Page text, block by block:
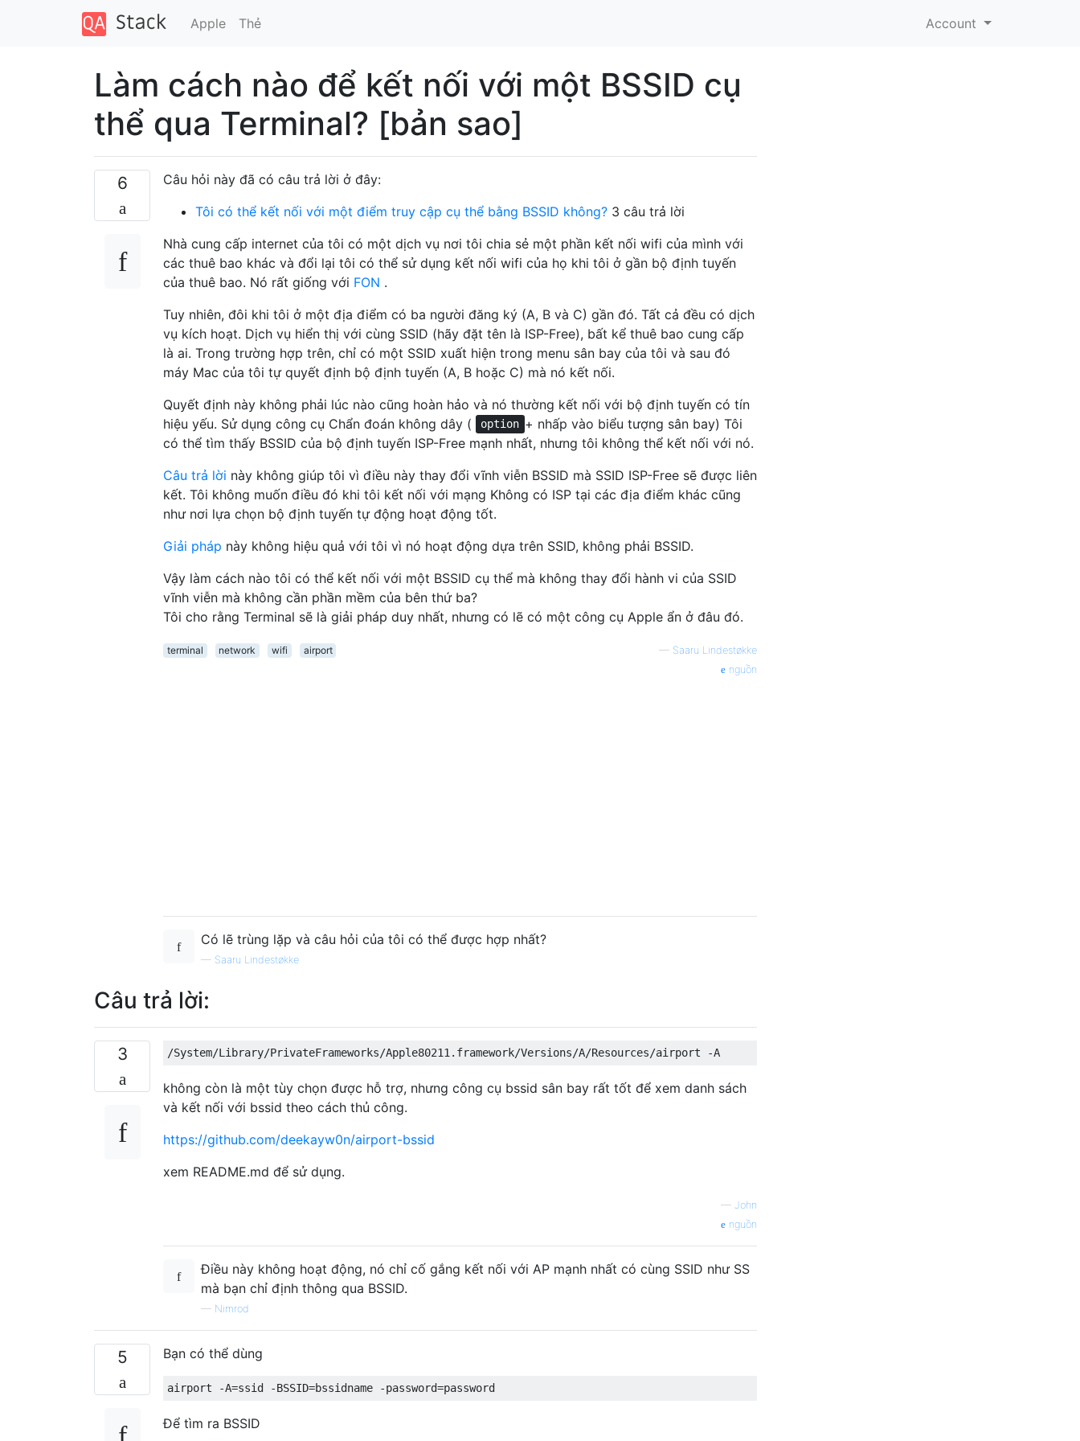
Apple Thẻ Account
Làm cách nào để kết nối với một BSSID cụ
thể qua Terminal? [bản sao]
6
Câu hỏi này đã có câu trả lời ở đây:
Tôi có thể kết nối với một điểm truy cập cụ thể bằng BSSID không? 3 câu trả lời
Nhà cung cấp internet của tôi có một dịch vụ nơi tôi chia sẻ một phần kết nối wifi của mình với
các thuê bao khác và đổi lại tôi có thể sử dụng kết nối wifi của họ khi tôi ở gần bộ định tuyến
của thuê bao. Nó rất giống với FON .
Tuy nhiên, đôi khi tôi ở một địa điểm có ba người đăng ký (A, B và C) gần đó. Tất cả đều có dịch
vụ kích hoạt. Dịch vụ hiển thị với cùng SSID (hãy đặt tên là ISP-Free), bất kể thuê bao cung cấp
là ai. Trong trường hợp trên, chỉ có một SSID xuất hiện trong menu sân bay của tôi và sau đó
máy Mac của tôi tự quyết định bộ định tuyến (A, B hoặc C) mà nó kết nối.
Quyết định này không phải lúc nào cũng hoàn hảo và nó thường kết nối với bộ định tuyến có tín
hiệu yếu. Sử dụng công cụ Chẩn đoán không dây (
option + nhấp vào biểu tượng sân bay) Tôi
có thể tìm thấy BSSID của bộ định tuyến ISP-Free mạnh nhất, nhưng tôi không thể kết nối với nó.
Câu trả lời này không giúp tôi vì điều này thay đổi vĩnh viễn BSSID mà SSID ISP-Free sẽ được liên
kết. Tôi không muốn điều đó khi tôi kết nối với mạng Không có ISP tại các địa điểm khác cũng
như nơi lựa chọn bộ định tuyến tự động hoạt động tốt.
Giải pháp này không hiệu quả với tôi vì nó hoạt động dựa trên SSID, không phải BSSID.
Vậy làm cách nào tôi có thể kết nối với một BSSID cụ thể mà không thay đổi hành vi của SSID
vĩnh viễn mà không cần phần mềm của bên thứ ba?
Tôi cho rằng Terminal sẽ là giải pháp duy nhất, nhưng có lẽ có một công cụ Apple ẩn ở đâu đó.
terminal network wifi airport — Saaru Lindestøkke
nguồn
Có lẽ trùng lặp và câu hỏi của tôi có thể được hợp nhất?
— Saaru Lindestøkke
Câu trả lời:
3 /System/Library/PrivateFrameworks/Apple80211 . framework/Versions/A/Resources/airport -A
không còn là một tùy chọn được hỗ trợ, nhưng công cụ bssid sân bay rất tốt để xem danh sách
và kết nối với bssid theo cách thủ công.
https://github.com/deekayw0n/airport-bssid
xem README.md để sử dụng.
— John
nguồn
Điều này không hoạt động, nó chỉ cố gắng kết nối với AP mạnh nhất có cùng SSID như SS
mà bạn chỉ định thông qua BSSID.
— Nimrod
5 Bạn có thể dùng
airport -A=ssid -BSSID=bssidname -password=password
Để tìm ra BSSID